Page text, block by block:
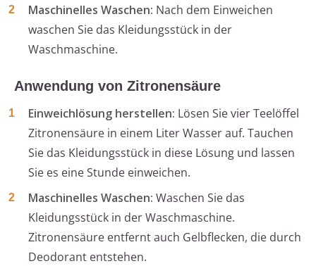
Maschinelles Waschen: Nach dem Einweichen
waschen Sie das Kleidungsstück in der
Waschmaschine.
Anwendung von Zitronensäure
Einweichlösung herstellen: Lösen Sie vier Teelöffel
Zitronensäure in einem Liter Wasser auf. Tauchen
Sie das Kleidungsstück in diese Lösung und lassen
Sie es eine Stunde einweichen.
Maschinelles Waschen: Waschen Sie das
Kleidungsstück in der Waschmaschine.
Zitronensäure entfernt auch Gelbflecken, die durch
Deodorant entstehen.